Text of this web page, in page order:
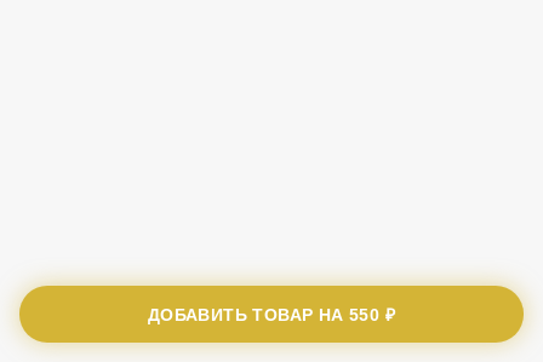
ДОБАВИТЬ ТОВАР НА550 ₽